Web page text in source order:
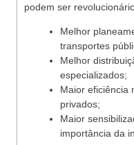
podem ser
Melhor
transportes
Melhor
especializados;
Maior eficiência
privados;
Maior
importância da